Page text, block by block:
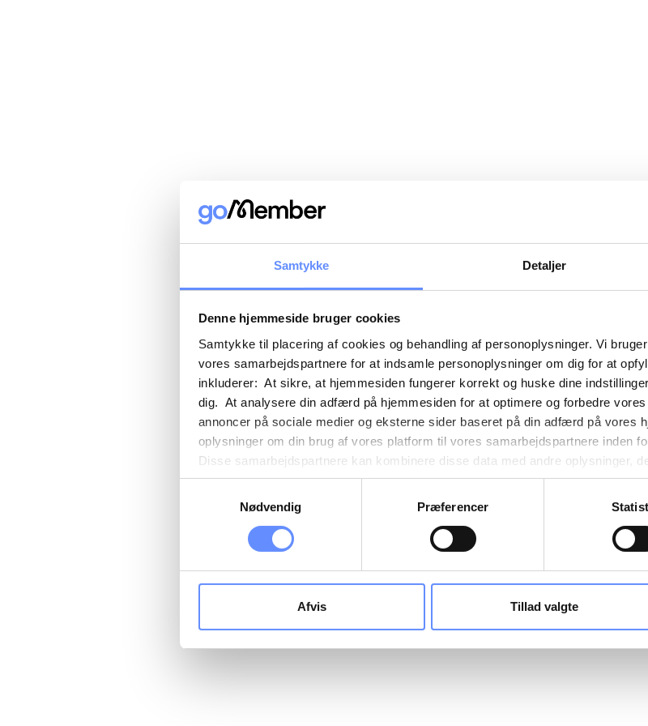
Samtykke Detaljer
Denne hjemmeside bruger cookies
Samtykke til placering af cookies og behandling af personoplysninger. Vi
vores samarbejdspartnere for at indsamle personoplysninger om dig for at
inkluderer: At sikre, at hjemmesiden fungerer korrekt og huske dine
dig. At analysere din adfærd på hjemmesiden for at optimere og forbedre
annoncer på sociale medier og eksterne sider baseret på din adfærd på vores
oplysninger om din brug af vores platform til vores samarbejdspartnere inden
Disse samarbejdspartnere kan kombinere disse data med andre oplysninger,
gennem din brug af deres tjenester. Det skal bemærkes, at nogle af vores
tredjelande, herunder USA. Under detaljer finder du yderligere information om
cookie opbevares. Du bestemmer selv, hvilke formål vores hjemmeside må
Nødvendig
Præferencer
Afvis Tillad valgte